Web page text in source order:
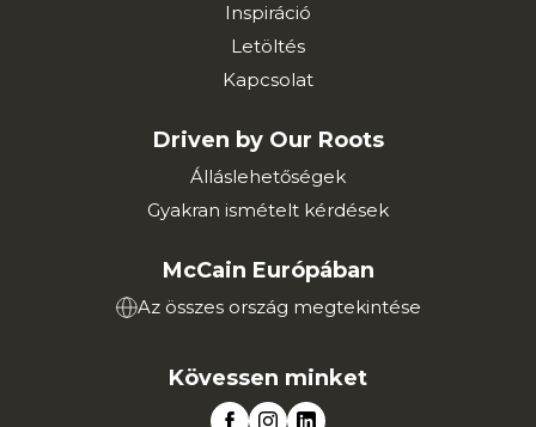
Inspiráció
Letöltés
Kapcsolat
Driven by Our Roots
Álláslehetőségek
Gyakran ismételt kérdések
McCain Európában
Az összes ország megtekintése
Kövessen minket